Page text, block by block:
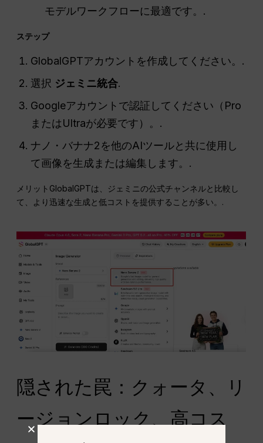
モデルワークフローに最適です。.
ステップ
GlobalGPTアカウントを作成してください。.
選択 ジェミニ統合.
Googleアカウントで認証してください（Pro
またはUltraが必要です）。.
ナノ・バナナ2を他のAIツールと共に使用し
て画像を生成または編集します。.
メリットGlobalGPTは、ジェミニの公式チャンネルと比較し
て、より迅速な生成と低コストを提供することが多い。.
隠された罠：クォータ、リ
ージョンロック、高コス